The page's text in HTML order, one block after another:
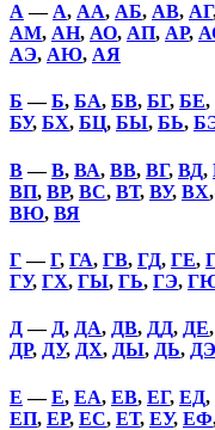
А — А, АА, АБ, АВ, АГ
АМ, АН, АО, АП, АР,
АЭ, АЮ, АЯ
Б —Б, БА, БВ, БГ, БЕ,
БУ, БХ, БЦ, БЫ, БЬ,
В—В, ВА, ВВ, ВГ, ВД,
ВП, ВР, ВС, ВТ, ВУ, ВХ,
ВЮ, ВЯ
Г—Г, ГА, ГВ, ГД, ГЕ,
ГУ, ГХ, ГЫ, ГЬ, ГЭ,
Д— Д, ДА, ДВ, ДД, ДЕ,
ДР, ДУ, ДХ, ДЫ, ДЬ, ДЭ
Е —Е, ЕА, ЕВ, ЕГ, ЕД,
ЕП, ЕР, ЕС, ЕТ, ЕУ, ЕФ